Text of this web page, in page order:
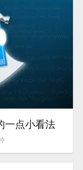
一点小看法